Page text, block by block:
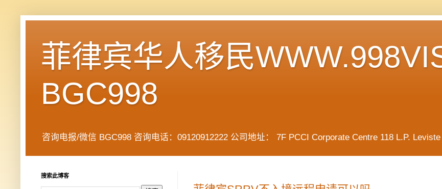
菲律宾华人移民
BGC998
咨询电报/微信 BGC998 咨询电话：09120912222 公司地址： 7F PCCI Corporate Centre 118 L.P.
搜索此博客